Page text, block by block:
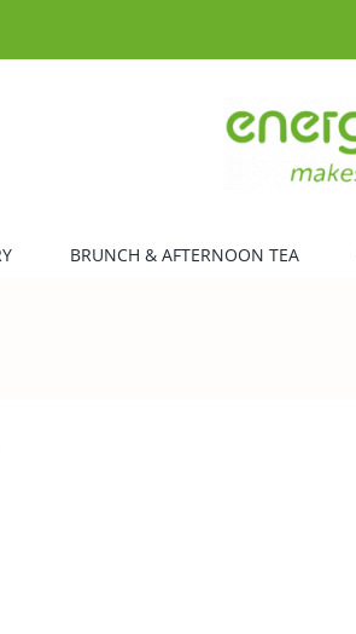
BRUNCH & AFTERNOON TEA